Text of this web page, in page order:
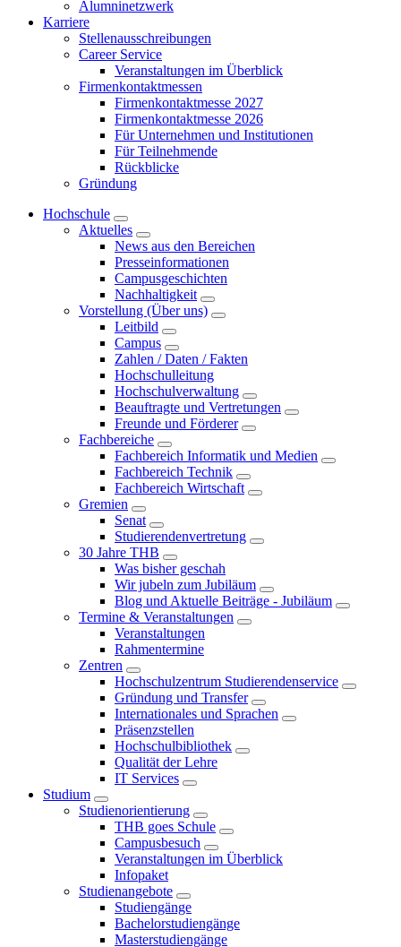
Alumninetzwerk
Karriere
Stellenausschreibungen
Career Service
Veranstaltungen im Überblick
Firmenkontaktmessen
Firmenkontaktmesse 2027
Firmenkontaktmesse 2026
Für Unternehmen und Institutionen
Für Teilnehmende
Rückblicke
Gründung
Hochschule
Aktuelles
News aus den Bereichen
Presseinformationen
Campusgeschichten
Nachhaltigkeit
Vorstellung (Über uns)
Leitbild
Campus
Zahlen / Daten / Fakten
Hochschulleitung
Hochschulverwaltung
Beauftragte und Vertretungen
Freunde und Förderer
Fachbereiche
Fachbereich Informatik und Medien
Fachbereich Technik
Fachbereich Wirtschaft
Gremien
Senat
Studierendenvertretung
30 Jahre THB
Was bisher geschah
Wir jubeln zum Jubiläum
Blog und Aktuelle Beiträge - Jubiläum
Termine & Veranstaltungen
Veranstaltungen
Rahmentermine
Zentren
Hochschulzentrum Studierendenservice
Gründung und Transfer
Internationales und Sprachen
Präsenzstellen
Hochschulbibliothek
Qualität der Lehre
IT Services
Studium
Studienorientierung
THB goes Schule
Campusbesuch
Veranstaltungen im Überblick
Infopaket
Studienangebote
Studiengänge
Bachelorstudiengänge
Masterstudiengänge